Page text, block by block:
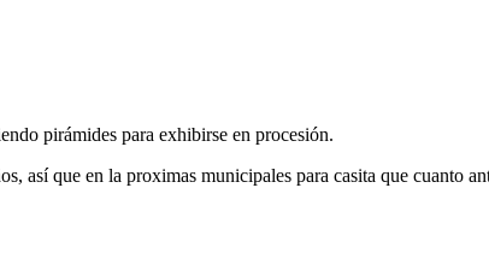
pirámides para exhibirse en procesión.
así que en la proximas municipales para casita que cuanto